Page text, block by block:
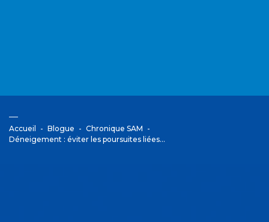
Accueil Blogue
Chronique SAM
Déneigement : éviter les poursuites liées…